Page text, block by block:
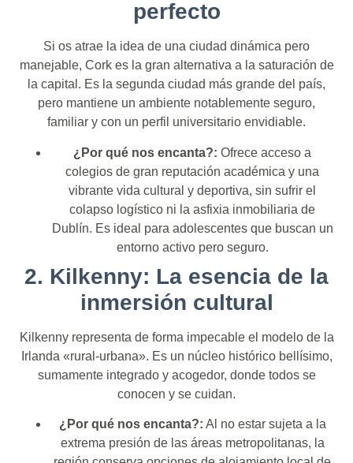
perfecto
Si os atrae la idea de una ciudad dinámica pero
manejable, Cork es la gran alternativa a la saturación de
la capital. Es la segunda ciudad más grande del país,
pero mantiene un ambiente notablemente seguro,
familiar y con un perfil universitario envidiable.
¿Por qué nos encanta?: Ofrece acceso a
colegios de gran reputación académica y una
vibrante vida cultural y deportiva, sin sufrir el
colapso logístico ni la asfixia inmobiliaria de
Dublín. Es ideal para adolescentes que buscan un
entorno activo pero seguro.
2. Kilkenny: La esencia de la
inmersión cultural
Kilkenny representa de forma impecable el modelo de la
Irlanda «rural-urbana». Es un núcleo histórico bellísimo,
sumamente integrado y acogedor, donde todos se
conocen y se cuidan.
¿Por qué nos encanta?: Al no estar sujeta a la
extrema presión de las áreas metropolitanas, la